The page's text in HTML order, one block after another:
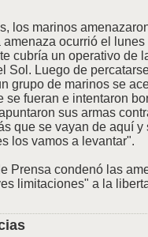
los marinos
ocurrió el
cubría un operativo de
Sol. Luego de
grupo de marinos se
se fueran e intentaron
sus armas
que se vayan de aquí y
los vamos a levantar".
Prensa condenó las
limitaciones" a la